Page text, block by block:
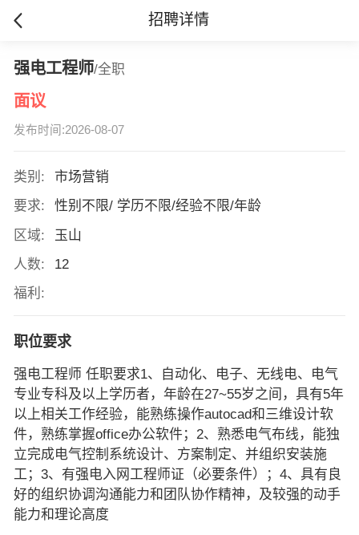
招聘详情
强电工程师/全职
面议
发布时间:2026-08-07
类别:
市场营销
要求:
性别不限/ 学历不限/经验不限/年龄
区域:
玉山
人数:
12
福利:
职位要求
强电工程师 任职要求1、自动化、电子、无线电、电气
专业专科及以上学历者，年龄在27~55岁之间，具有5年
以上相关工作经验，能熟练操作autocad和三维设计软
件，熟练掌握office办公软件；2、熟悉电气布线，能独
立完成电气控制系统设计、方案制定、并组织安装施
工；3、有强电入网工程师证（必要条件）；4、具有良
好的组织协调沟通能力和团队协作精神，及较强的动手
能力和理论高度